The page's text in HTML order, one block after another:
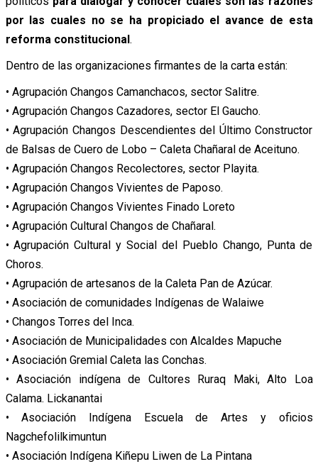
por las cuales no se ha propiciado el avance de esta
reforma constitucional.
Dentro de las organizaciones firmantes de la carta están:
• Agrupación Changos Camanchacos, sector Salitre.
• Agrupación Changos Cazadores, sector El Gaucho.
• Agrupación Changos Descendientes del Último Constructor
de Balsas de Cuero de Lobo – Caleta Chañaral de Aceituno.
• Agrupación Changos Recolectores, sector Playita.
• Agrupación Changos Vivientes de Paposo.
• Agrupación Changos Vivientes Finado Loreto
• Agrupación Cultural Changos de Chañaral.
• Agrupación Cultural y Social del Pueblo Chango, Punta de
Choros.
• Agrupación de artesanos de la Caleta Pan de Azúcar.
• Asociación de comunidades Indígenas de Walaiwe
• Changos Torres del Inca.
• Asociación de Municipalidades con Alcaldes Mapuche
• Asociación Gremial Caleta las Conchas.
• Asociación indígena de Cultores Ruraq Maki, Alto Loa
Calama. Lickanantai
• Asociación Indígena Escuela de Artes y oficios
Nagchefolilkimuntun
• Asociación Indígena Kiñepu Liwen de La Pintana